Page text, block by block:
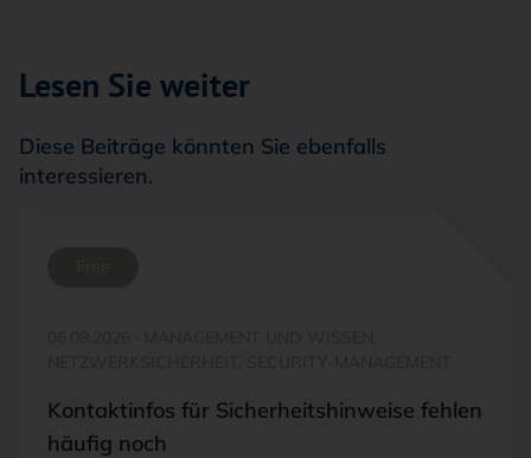
Lesen Sie weiter
Diese Beiträge könnten Sie ebenfalls
interessieren.
Kontaktinfos für Sicherheitshinweise fehlen
häufig noch